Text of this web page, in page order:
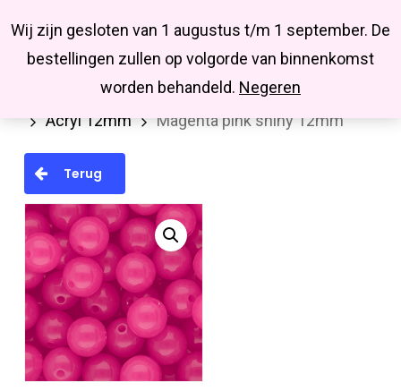
Wij zijn gesloten van 1 augustus t/m 1 september. De
bestellingen zullen op volgorde van binnenkomst
worden behandeld. Negeren
main
Missbluesieraden
searchaccount
Kralen en kralenmixen
Acryl kralen
Acryl 12mm
Magenta pink shiny 12mm
Terug
Close